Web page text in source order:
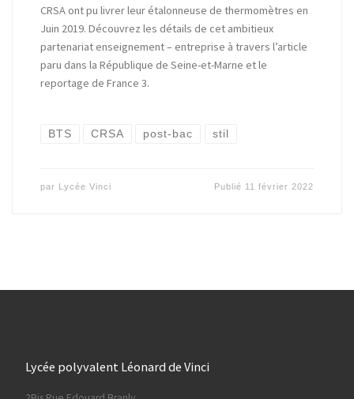
CRSA ont pu livrer leur étalonneuse de thermomètres en
Juin 2019. Découvrez les détails de cet ambitieux
partenariat enseignement – entreprise à travers l’article
paru dans la République de Seine-et-Marne et le
reportage de France 3.
BTS CRSA post-bac stil
par Lycée Vinci Publié 11 février 2022
Lycée polyvalent Léonard de Vinci